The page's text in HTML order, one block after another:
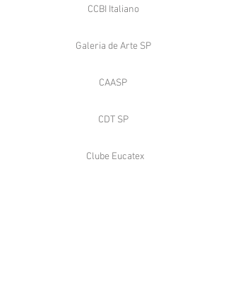
CCBI Italiano
Galeria de Arte SP
CAASP
CDT SP
Clube Eucatex